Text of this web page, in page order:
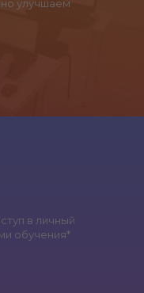
улучшаем
в личный
обучения*